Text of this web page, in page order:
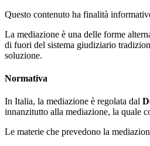
Questo contenuto ha finalità
La mediazione è una delle forme
di fuori del sistema giudiziario
soluzione.
Normativa
In Italia, la mediazione è regolata dal
innanzitutto alla mediazione, la quale
Le materie che prevedono la